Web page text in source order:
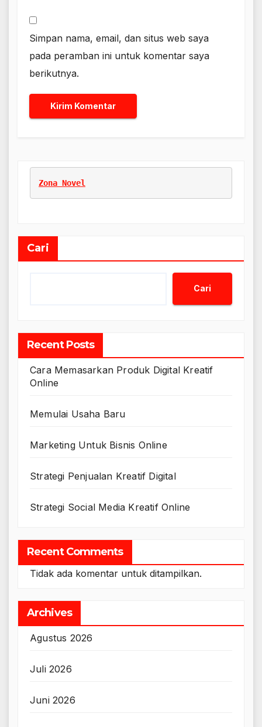
Simpan nama, email, dan situs web saya
pada peramban ini untuk komentar saya
berikutnya.
Zona Novel
Cari
Cari
Recent Posts
Cara Memasarkan Produk Digital Kreatif
Online
Memulai Usaha Baru
Marketing Untuk Bisnis Online
Strategi Penjualan Kreatif Digital
Strategi Social Media Kreatif Online
Recent Comments
Tidak ada komentar untuk ditampilkan.
Archives
Agustus 2026
Juli 2026
Juni 2026